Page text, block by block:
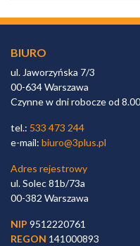
BIURO
ul. Jaworzyńska 7/3
00-634 Warszawa
Czynne w dni robocze od
tel.: 533 473 244
e-mail: biuro@3plus.pl
Adres rejestrowy
ul. Solec 81b/73a
00-382 Warszawa
NIP 9512220761
REGON 141000893